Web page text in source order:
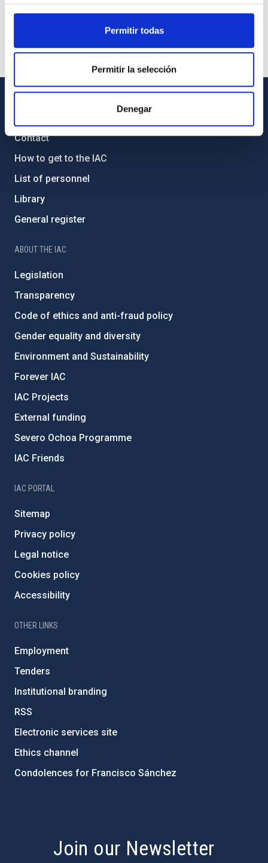
Permitir todas
Permitir la selección
Denegar
Contact
How to get to the IAC
List of personnel
Library
General register
ABOUT THE IAC
Legislation
Transparency
Code of ethics and anti-fraud policy
Gender equality and diversity
Environment and Sustainability
Forever IAC
IAC Projects
External funding
Severo Ochoa Programme
IAC Friends
IAC PORTAL
Sitemap
Privacy policy
Legal notice
Cookies policy
Accessibility
OTHER LINKS
Employment
Tenders
Institutional branding
RSS
Electronic services site
Ethics channel
Condolences for Francisco Sánchez
Join our Newsletter